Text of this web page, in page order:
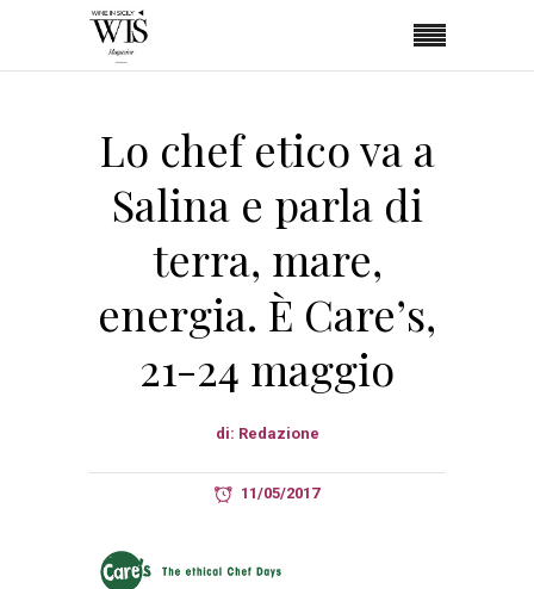
Lo chef etico va a
Salina e parla di
terra, mare,
energia. È Care’s,
21-24 maggio
di: Redazione
11/05/2017